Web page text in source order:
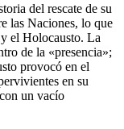
del rescate de su
las Naciones, lo que
el Holocausto. La
de la «presencia»;
provocó en el
en su
un vacío